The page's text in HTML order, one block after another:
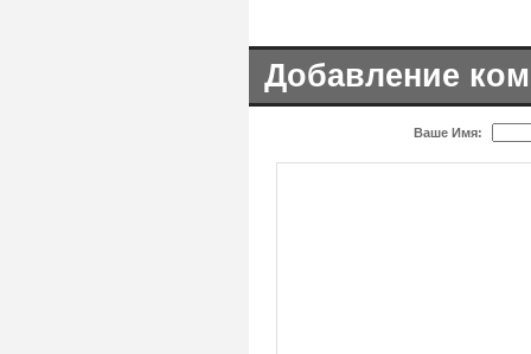
Добавление
Ваше Имя: